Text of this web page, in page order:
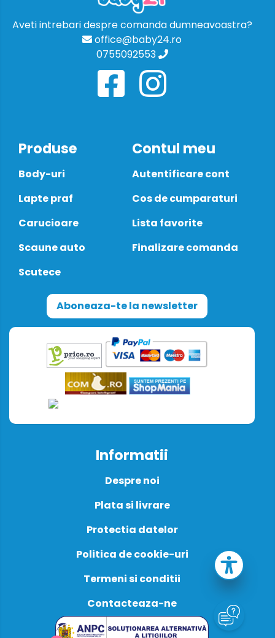
Aveti intrebari despre comanda dumneavoastra?
office@baby24.ro
0755092553
Produse
Body-uri
Lapte praf
Carucioare
Scaune auto
Scutece
Contul meu
Autentificare cont
Cos de cumparaturi
Lista favorite
Finalizare comanda
Aboneaza-te la newsletter
Informatii
Despre noi
Plata si livrare
Protectia datelor
Politica de cookie-uri
Termeni si conditii
Contacteaza-ne